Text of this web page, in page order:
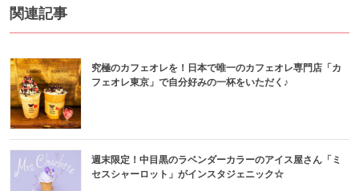
関連記事
究極のカフェオレを！日本で唯一のカフェオレ専門店「カ
フェオレ東京」で自分好みの一杯をいただく♪
週末限定！中目黒のラベンダーカラーのアイス屋さん「ミ
セスシャーロット」がインスタジェニック☆